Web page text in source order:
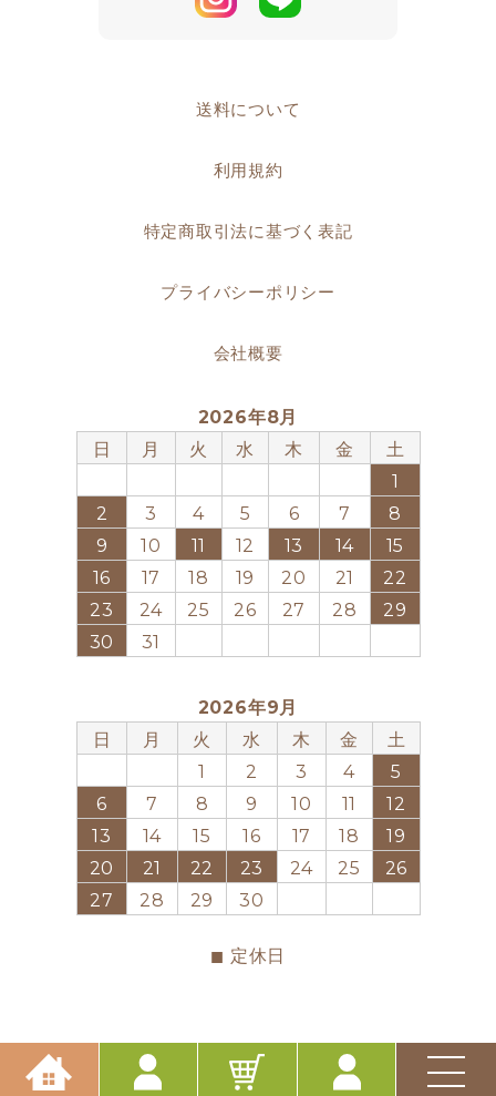
ME
送料について
利用規約
特定商取引法に基づく表記
プライバシーポリシー
会社概要
2026年8月
日
月 火 水 木 金
土
1
2
3 4 5 6 7
8
9
10 11 12 13 14
15
16
17 18 19 20 21
22
23
24 25 26 27 28
29
30
31
2026年9月
日
月 火 水 木 金
土
1
2 3 4
5
6
7 8 9 10 11
12
13
14 15 16 17 18
19
20
21 22 23 24 25
26
27
28 29 30
■ 定休日